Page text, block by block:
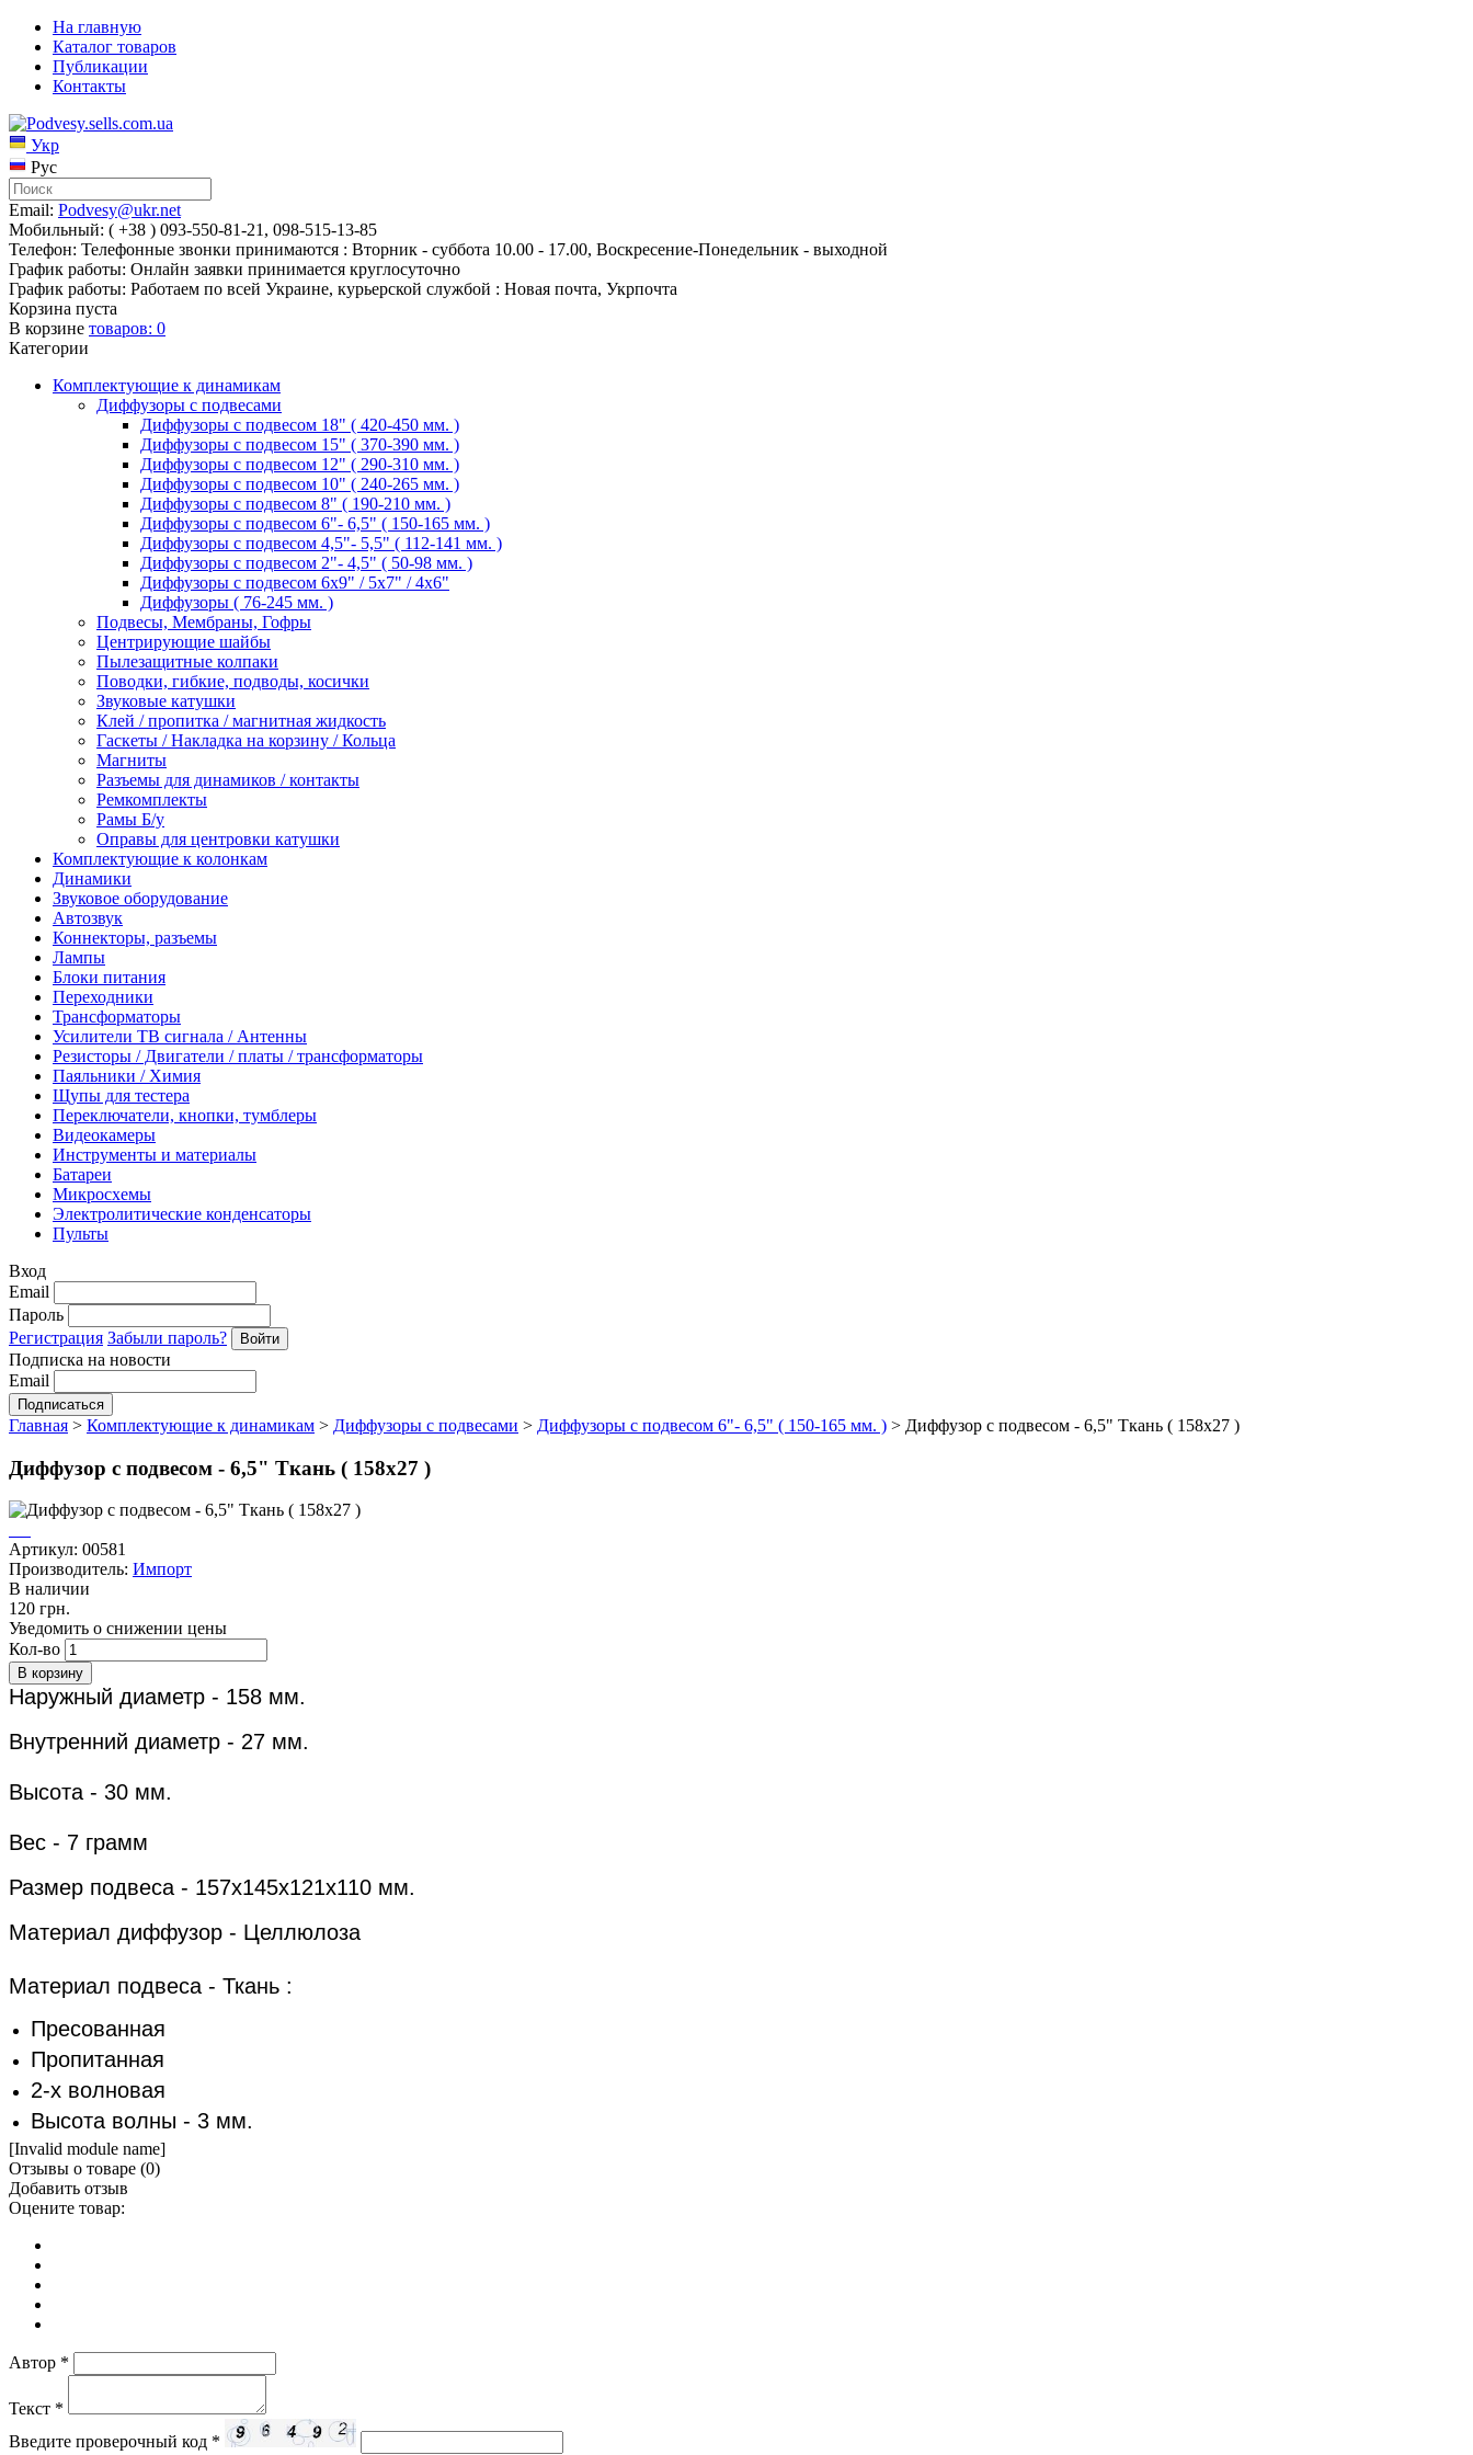
На главную
Каталог товаров
Публикации
Контакты
Укр
Рус
Email: Podvesy@ukr.net
Мобильный: ( +38 ) 093-550-81-21, 098-515-13-85
Телефон: Телефонные звонки принимаются : Вторник - суббота 10.00 - 17.00, Воскресение-Понедельник - выходной
График работы: Онлайн заявки принимается круглосуточно
График работы: Работаем по всей Украине, курьерской службой : Новая почта, Укрпочта
Корзина пуста
В корзине товаров: 0
Категории
Комплектующие к динамикам
Диффузоры с подвесами
Диффузоры с подвесом 18" ( 420-450 мм. )
Диффузоры с подвесом 15" ( 370-390 мм. )
Диффузоры с подвесом 12" ( 290-310 мм. )
Диффузоры с подвесом 10" ( 240-265 мм. )
Диффузоры с подвесом 8" ( 190-210 мм. )
Диффузоры с подвесом 6"- 6,5" ( 150-165 мм. )
Диффузоры с подвесом 4,5"- 5,5" ( 112-141 мм. )
Диффузоры с подвесом 2"- 4,5" ( 50-98 мм. )
Диффузоры с подвесом 6х9" / 5х7" / 4х6"
Диффузоры ( 76-245 мм. )
Подвесы, Мембраны, Гофры
Центрирующие шайбы
Пылезащитные колпаки
Поводки, гибкие, подводы, косички
Звуковые катушки
Клей / пропитка / магнитная жидкость
Гаскеты / Накладка на корзину / Кольца
Магниты
Разъемы для динамиков / контакты
Ремкомплекты
Рамы Б/у
Оправы для центровки катушки
Комплектующие к колонкам
Динамики
Звуковое оборудование
Автозвук
Коннекторы, разъемы
Лампы
Блоки питания
Переходники
Трансформаторы
Усилители ТВ сигнала / Антенны
Резисторы / Двигатели / платы / трансформаторы
Паяльники / Химия
Щупы для тестера
Переключатели, кнопки, тумблеры
Видеокамеры
Инструменты и материалы
Батареи
Микросхемы
Электролитические конденсаторы
Пульты
Вход
Email
Пароль
Регистрация Забыли пароль?
Подписка на новости
Email
Главная > Комплектующие к динамикам > Диффузоры с подвесами > Диффузоры с подвесом 6"- 6,5" ( 150-165 мм. ) > Диффузор с подвесом - 6,5" Ткань ( 158х27 )
Диффузор с подвесом - 6,5" Ткань ( 158х27 )
Артикул: 00581
Производитель: Импорт
В наличии
120 грн.
Уведомить о снижении цены
Кол-во
Наружный диаметр - 158 мм.
Внутренний диаметр - 27 мм.
Высота - 30 мм.
Вес - 7 грамм
Размер подвеса - 157х145х121х110 мм.
Материал диффузор - Целлюлоза
Материал подвеса - Ткань :
Пресованная
Пропитанная
2-х волновая
Высота волны - 3 мм.
[Invalid module name]
Отзывы о товаре (0)
Добавить отзыв
Оцените товар:
Автор *
Текст *
Введите проверочный код *